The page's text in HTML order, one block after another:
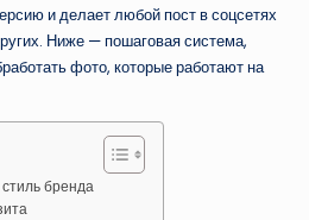
и делает любой пост в соцсетях
Ниже — пошаговая система,
фото, которые работают на
бренда